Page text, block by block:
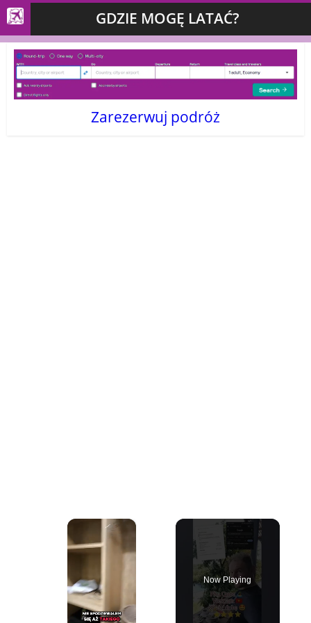
GDZIE MOGĘ LATAĆ?
Zarezerwuj podróż
×
Now Playing